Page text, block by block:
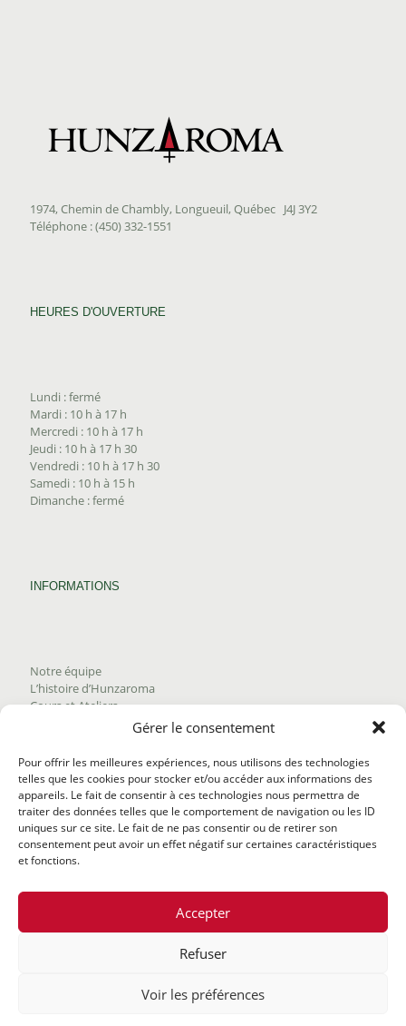
Gérer le consentement
Pour offrir les meilleures expériences, nous utilisons des technologies
telles que les cookies pour stocker et/ou accéder aux informations des
appareils. Le fait de consentir à ces technologies nous permettra de
traiter des données telles que le comportement de navigation ou les ID
uniques sur ce site. Le fait de ne pas consentir ou de retirer son
consentement peut avoir un effet négatif sur certaines caractéristiques
et fonctions.
Accepter
Refuser
Voir les préférences
1974, Chemin de Chambly, Longueuil, Québec J4J 3Y2
Téléphone : (450) 332-1551
HEURES D'OUVERTURE
Lundi : fermé
Mardi : 10 h à 17 h
Mercredi : 10 h à 17 h
Jeudi : 10 h à 17 h 30
Vendredi : 10 h à 17 h 30
Samedi : 10 h à 15 h
Dimanche : fermé
INFORMATIONS
Notre équipe
L’histoire d’Hunzaroma
Cours et Ateliers
Trouver nos produits
Politique de frais d'envoi
Termes et conditions
Politique de remboursement
web